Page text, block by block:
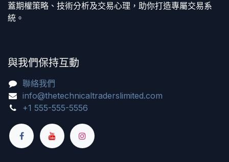
蓋期權策略、技術分析及交易心理，助你打造專屬交易系
統。
與我們保持互動
聯絡我們
info@thetechnicaltraderslimited.com
+1 555-555-5556